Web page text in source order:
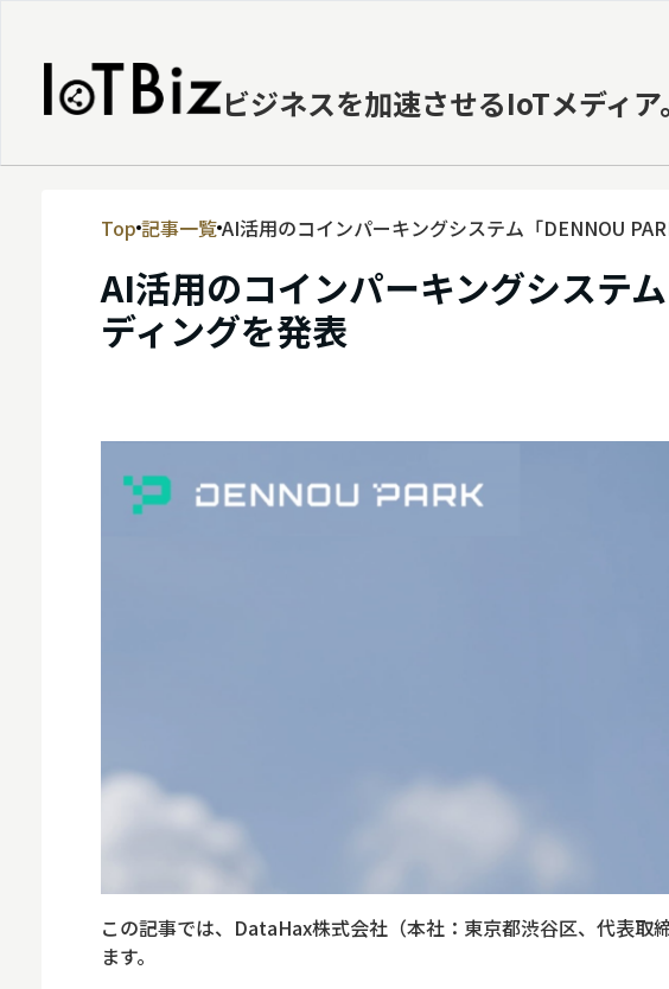
ビジネスを加速させるIoTメディア。
MVNE
エッジ
LPWA
ビッグデータ
クラウド
スマート〇〇
Top 記事一覧AI活用のコインパーキングシステム「DENNOU
AI活用のコインパーキングシステ
ディングを発表
この記事では、DataHax株式会社（本社：東京都渋谷区、代表取
ます。